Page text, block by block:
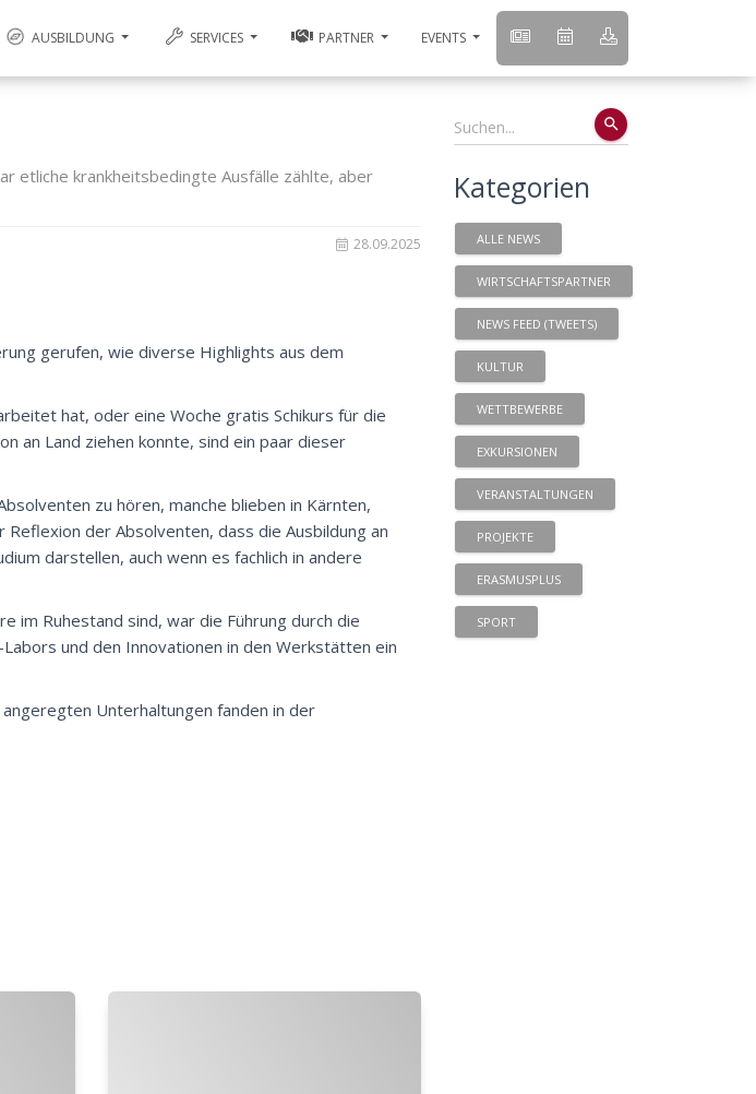
AUSBILDUNG SERVICES PARTNER EVENTS
etliche krankheitsbedingte Ausfälle zählte, aber
28.09.2025
gerufen, wie diverse Highlights aus dem
hat, oder eine Woche gratis Schikurs für die
an Land ziehen konnte, sind ein paar dieser
zu hören, manche blieben in Kärnten,
der Absolventen, dass die Ausbildung an
darstellen, auch wenn es fachlich in andere
im Ruhestand sind, war die Führung durch die
und den Innovationen in den Werkstätten ein
Unterhaltungen fanden in der
search
Kategorien
ALLE NEWS
WIRTSCHAFTSPARTNER
NEWS FEED (TWEETS)
KULTUR
WETTBEWERBE
EXKURSIONEN
VERANSTALTUNGEN
PROJEKTE
ERASMUSPLUS
SPORT